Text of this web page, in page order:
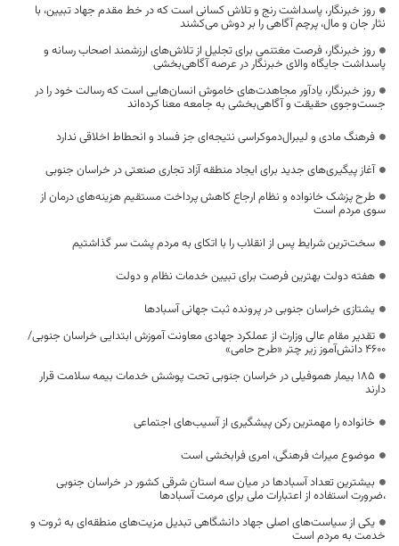
روز خبرنگار، پاسداشت رنج و تلاش کسانی است که در خط مقدم جهاد تبیین، با
نثار جان و مال، پرچم آگاهی را بر دوش می‌کشند
روز خبرنگار، فرصت مغتنمی برای تجلیل از تلاش‌های ارزشمند اصحاب رسانه و
پاسداشت جایگاه والای خبرنگار در عرصه آگاهی‌بخشی
روز خبرنگار، یادآور مجاهدت‌های خاموش انسان‌هایی است که رسالت خود را در
جست‌وجوی حقیقت و آگاهی‌بخشی به جامعه معنا کرده‌اند
فرهنگ مادی و لیبرال‌دموکراسی نتیجه‌ای جز فساد و انحطاط اخلاقی ندارد
آغاز پیگیری‌های جدید برای ایجاد منطقه آزاد تجاری صنعتی در خراسان جنوبی
طرح پزشک خانواده و نظام ارجاع کاهش پرداخت مستقیم هزینه‌های درمان از
سوی مردم است
سخت‌ترین شرایط پس از انقلاب را با اتکای به مردم پشت سر گذاشتیم
هفته دولت بهترین فرصت برای تبیین خدمات نظام و دولت
یشتازی خراسان جنوبی در پرونده ثبت جهانی آسبادها
تقدیر مقام عالی وزارت از عملکرد جهادی معاونت آموزش ابتدایی خراسان جنوبی/
۴۶۰۰ دانش‌آموز زیر چتر «طرح حامی»
۱۸۵ بیمار هموفیلی در خراسان جنوبی تحت پوشش خدمات بیمه سلامت قرار
دارند
خانواده را مهمترین رکن پیشگیری از آسیب‌های اجتماعی
موضوع میراث فرهنگی، امری فرابخشی است
بیشترین تعداد آسبادها در میان سه استان شرقی کشور در خراسان جنوبی
،ضرورت استفاده از اعتبارات ملی برای مرمت آسبادها
یکی از سیاست‌های اصلی جهاد دانشگاهی تبدیل مزیت‌های منطقه‌ای به ثروت و
خدمت به مردم است